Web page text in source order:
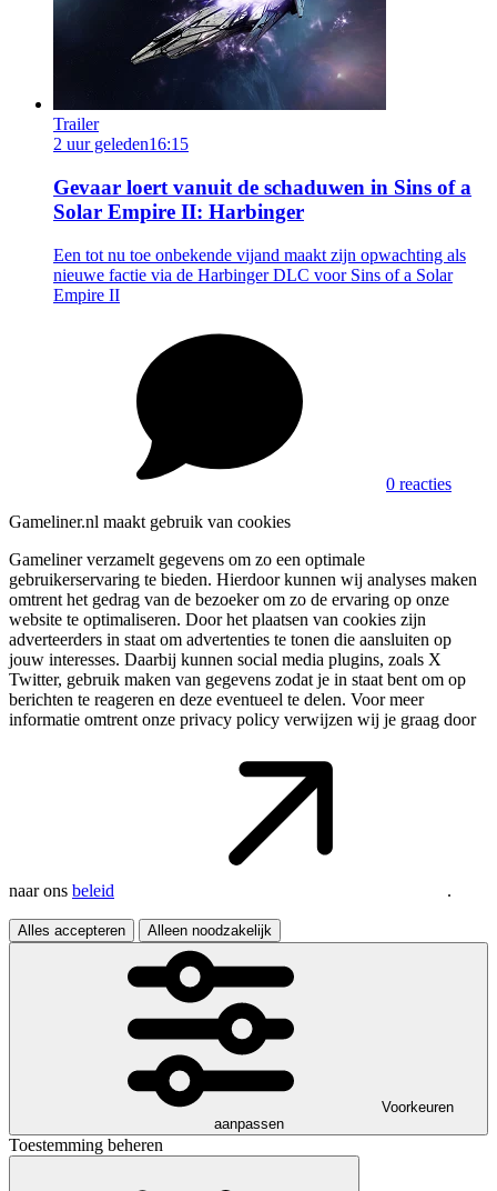
Trailer
2 uur geleden16:15
Gevaar loert vanuit de schaduwen in Sins of a
Solar Empire II: Harbinger
Een tot nu toe onbekende vijand maakt zijn opwachting als
nieuwe factie via de Harbinger DLC voor Sins of a Solar
Empire II
0 reacties
Gameliner.nl maakt gebruik van cookies
Gameliner verzamelt gegevens om zo een optimale
gebruikerservaring te bieden. Hierdoor kunnen wij analyses maken
omtrent het gedrag van de bezoeker om zo de ervaring op onze
website te optimaliseren. Door het plaatsen van cookies zijn
adverteerders in staat om advertenties te tonen die aansluiten op
jouw interesses. Daarbij kunnen social media plugins, zoals X
Twitter, gebruik maken van gegevens zodat je in staat bent om op
berichten te reageren en deze eventueel te delen. Voor meer
informatie omtrent onze privacy policy verwijzen wij je graag door
naar ons beleid .
Alles accepteren Alleen noodzakelijk
Voorkeuren
aanpassen
Toestemming beheren